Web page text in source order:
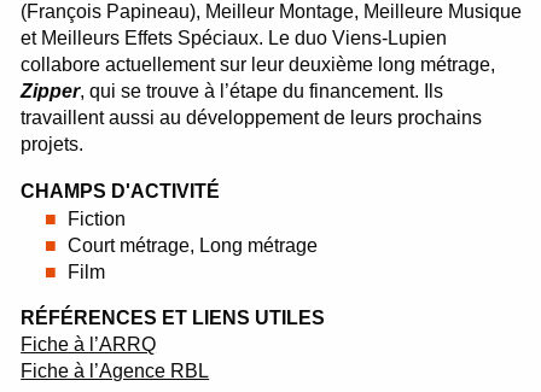
(François Papineau), Meilleur Montage, Meilleure Musique
et Meilleurs Effets Spéciaux. Le duo Viens-Lupien
collabore actuellement sur leur deuxième long métrage,
Zipper, qui se trouve à l’étape du financement. Ils
travaillent aussi au développement de leurs prochains
projets.
CHAMPS D'ACTIVITÉ
Fiction
Court métrage, Long métrage
Film
RÉFÉRENCES ET LIENS UTILES
Fiche à l’ARRQ
Fiche à l’Agence RBL